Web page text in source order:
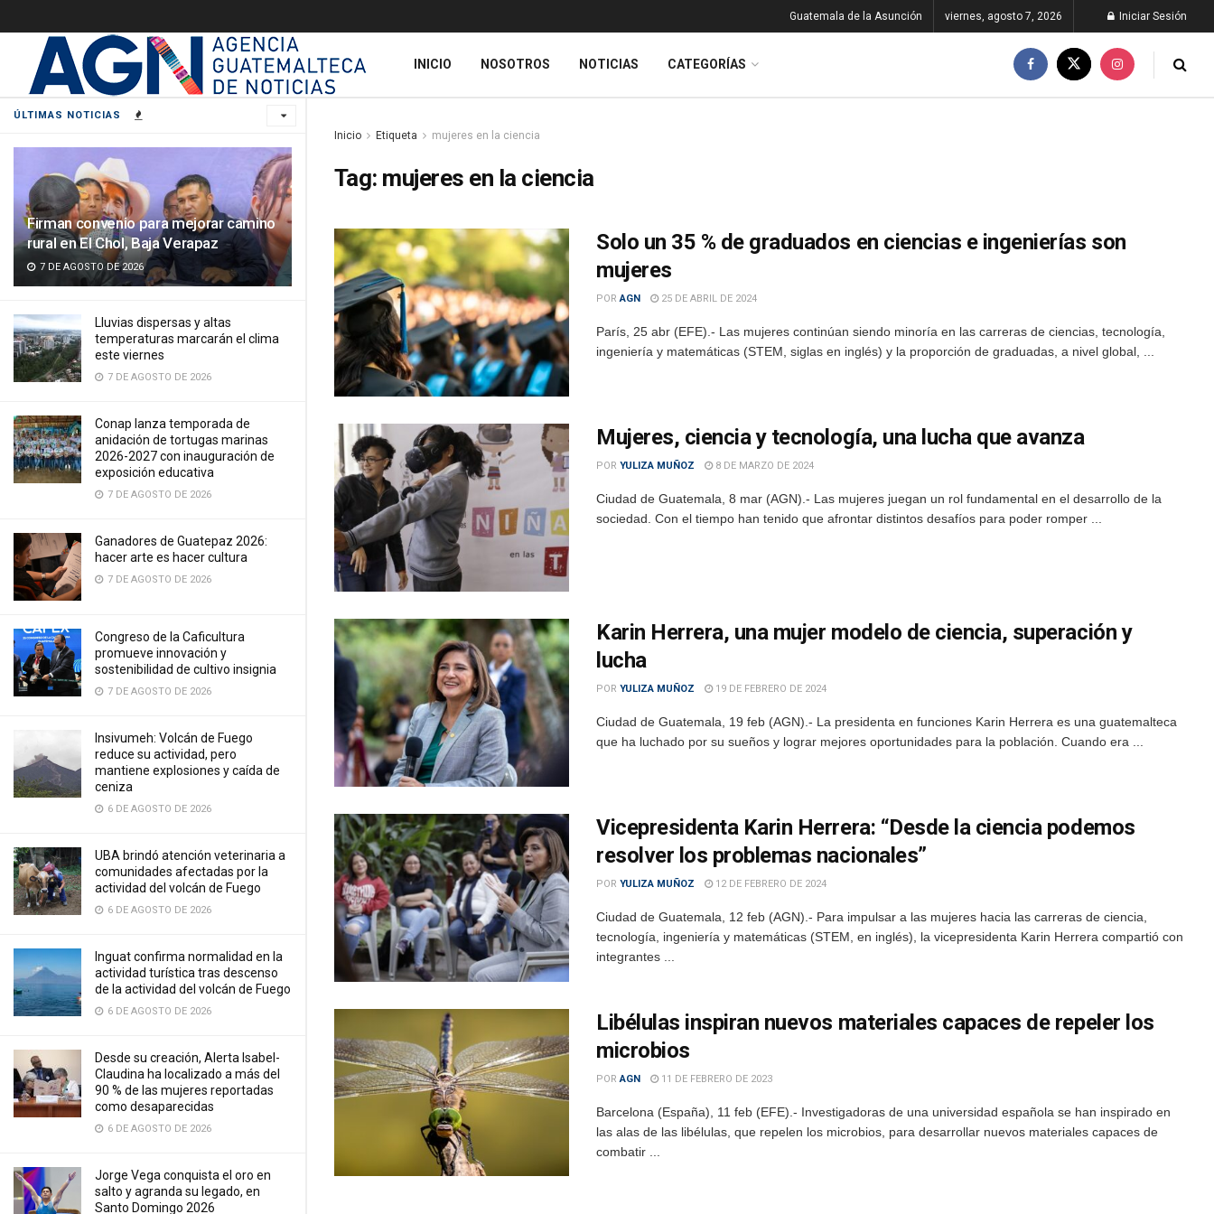
ÚLTIMAS NOTICIAS
Firman convenio para mejorar camino
rural en El Chol, Baja Verapaz
7 DE AGOSTO DE 2026
Lluvias dispersas y altas
temperaturas marcarán el clima
este viernes
7 DE AGOSTO DE 2026
Conap lanza temporada de
anidación de tortugas marinas
2026-2027 con inauguración de
exposición educativa
7 DE AGOSTO DE 2026
Ganadores de Guatepaz 2026:
hacer arte es hacer cultura
7 DE AGOSTO DE 2026
Congreso de la Caficultura
promueve innovación y
sostenibilidad de cultivo insignia
7 DE AGOSTO DE 2026
Insivumeh: Volcán de Fuego
reduce su actividad, pero
mantiene explosiones y caída de
ceniza
6 DE AGOSTO DE 2026
UBA brindó atención veterinaria a
comunidades afectadas por la
actividad del volcán de Fuego
6 DE AGOSTO DE 2026
Inguat confirma normalidad en la
actividad turística tras descenso
de la actividad del volcán de Fuego
6 DE AGOSTO DE 2026
Desde su creación, Alerta Isabel-
Claudina ha localizado a más del
90 % de las mujeres reportadas
como desaparecidas
6 DE AGOSTO DE 2026
Jorge Vega conquista el oro en
salto y agranda su legado, en
Santo Domingo 2026
Guatemala de la Asunción viernes, agosto 7, 2026 Iniciar Sesión
INICIO NOSOTROS NOTICIAS CATEGORÍAS
Inicio Etiqueta mujeres en la ciencia
Tag: mujeres en la ciencia
Solo un 35 % de graduados en ciencias e ingenierías son
mujeres
POR AGN 25 DE ABRIL DE 2024
París, 25 abr (EFE).- Las mujeres continúan siendo minoría en las carreras de ciencias, tecnología,
ingeniería y matemáticas (STEM, siglas en inglés) y la proporción de graduadas, a nivel global, ...
Mujeres, ciencia y tecnología, una lucha que avanza
POR YULIZA MUÑOZ 8 DE MARZO DE 2024
Ciudad de Guatemala, 8 mar (AGN).- Las mujeres juegan un rol fundamental en el desarrollo de la
sociedad. Con el tiempo han tenido que afrontar distintos desafíos para poder romper ...
Karin Herrera, una mujer modelo de ciencia, superación y
lucha
POR YULIZA MUÑOZ 19 DE FEBRERO DE 2024
Ciudad de Guatemala, 19 feb (AGN).- La presidenta en funciones Karin Herrera es una guatemalteca
que ha luchado por su sueños y lograr mejores oportunidades para la población. Cuando era ...
Vicepresidenta Karin Herrera: “Desde la ciencia podemos
resolver los problemas nacionales”
POR YULIZA MUÑOZ 12 DE FEBRERO DE 2024
Ciudad de Guatemala, 12 feb (AGN).- Para impulsar a las mujeres hacia las carreras de ciencia,
tecnología, ingeniería y matemáticas (STEM, en inglés), la vicepresidenta Karin Herrera compartió con
integrantes ...
Libélulas inspiran nuevos materiales capaces de repeler los
microbios
POR AGN 11 DE FEBRERO DE 2023
Barcelona (España), 11 feb (EFE).- Investigadoras de una universidad española se han inspirado en
las alas de las libélulas, que repelen los microbios, para desarrollar nuevos materiales capaces de
combatir ...